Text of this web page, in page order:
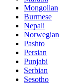
Mongolian
Burmese
Nepali
Norwegian
Pashto
Persian
Punjabi
Serbian
Sesotho